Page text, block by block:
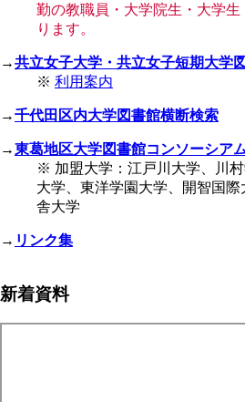
勤の教職員・大学院生・大学
ります。
→共立女子大学・共立女子短期大学
※ 利用案内
→千代田区内大学図書館横断検索
→東葛地区大学図書館コンソーシア
※ 加盟大学：江戸川大学、川
大学、東洋学園大学、開智国
舎大学
→ リンク集
新着資料